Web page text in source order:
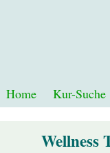
Home Kur-Suche
Wellness